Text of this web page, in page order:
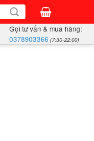
Gọi tư vấn & mua hàng:
0378903366 (7:30-22:00)